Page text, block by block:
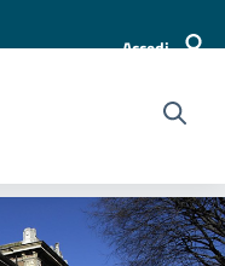
Accedi